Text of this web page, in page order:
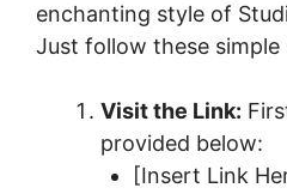
enchanting style of
Just follow these simple
Visit the Link:
provided below:
[Insert Link